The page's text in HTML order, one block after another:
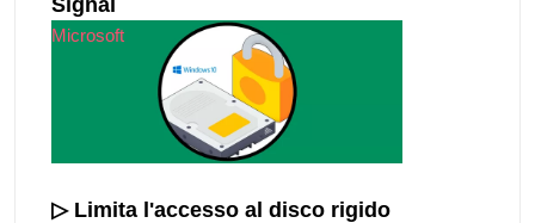
Microsoft
▷ Limita l'accesso al disco rigido